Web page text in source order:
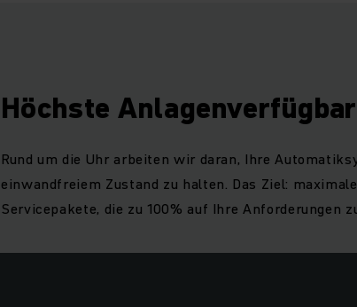
Höchste
Rund um die Uhr arbeiten wir daran, Ihre
einwandfreiem Zustand zu halten. Das Ziel:
Servicepakete, die zu 100% auf Ihre Anforderungen